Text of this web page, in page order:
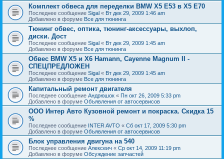
Комплект обвеса для переделки BMW X5 E53 в X5 E70
Последнее сообщение Sigal « Вт дек 29, 2009 1:46 am
Добавлено в форуме Все для тюнинга
Тюнинг обвес, оптика, тюнинг-аксессуары, выхлоп,
диски. Дост
Последнее сообщение Sigal « Вт дек 29, 2009 1:45 am
Добавлено в форуме Все для тюнинга
Обвес BMW X5 и X6 Hamann, Cayenne Magnum II -
СПЕЦПРЕДЛОЖЕН
Последнее сообщение Sigal « Вт дек 29, 2009 1:45 am
Добавлено в форуме Все для тюнинга
Капитальный ремонт двигателя
Последнее сообщение Андрюшок « Пн окт 26, 2009 5:33 pm
Добавлено в форуме Объявления от автосервисов
ООО Интер Авто Кузовной ремонт и покраска. Скидка 15
%
Последнее сообщение INTER AVTO « Сб окт 17, 2009 5:30 pm
Добавлено в форуме Объявления от автосервисов
Блок управления двигуна на 540
Последнее сообщение Алексеич « Ср окт 14, 2009 11:19 pm
Добавлено в форуме Обсуждение запчастей